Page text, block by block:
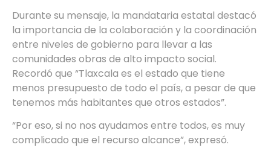
Durante su mensaje, la mandataria estatal destacó
la importancia de la colaboración y la coordinación
entre niveles de gobierno para llevar a las
comunidades obras de alto impacto social.
Recordó que “Tlaxcala es el estado que tiene
menos presupuesto de todo el país, a pesar de que
tenemos más habitantes que otros estados”.
“Por eso, si no nos ayudamos entre todos, es muy
complicado que el recurso alcance”, expresó.